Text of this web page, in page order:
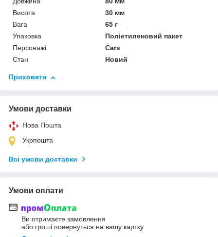
Висота
30 мм
Вага
65 г
Упаковка
Поліетиленовий пакет
Персонажі
Cars
Стан
Новий
Приховати
Умови доставки
Нова Пошта
Укрпошта
Всі умови доставки
Умови оплати
Ви отримаєте замовлення
або гроші повернуться на вашу картку